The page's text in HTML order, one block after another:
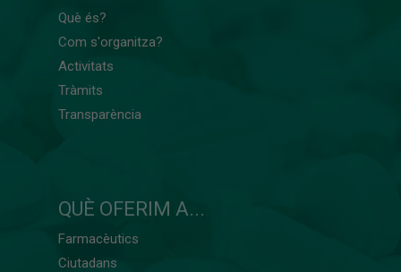
Què és?
Com s'organitza?
Activitats
Tràmits
Transparència
QUÈ OFERIM A...
Farmacèutics
Ciutadans